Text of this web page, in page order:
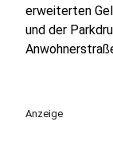
erweiterten
und der
Anzeige